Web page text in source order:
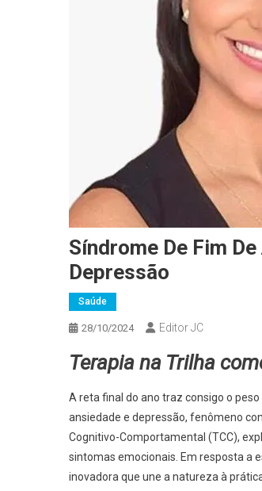
Síndrome De Fim
Depressão
Saúde
28/10/2024 Editor JC
Terapia na Trilha
A reta final do ano traz consigo o
ansiedade e depressão, fenômeno
Cognitivo-Comportamental (TCC),
sintomas emocionais. Em resposta a
inovadora que une a natureza à